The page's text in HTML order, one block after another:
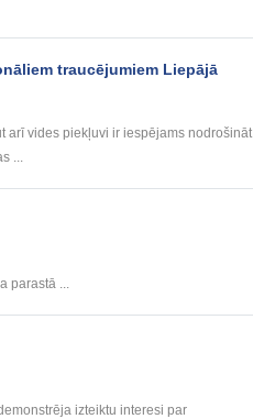
traucējumiem Liepājā
arī vides piekļuvi ir iespējams nodrošināt
...
parastā ...
izteiktu interesi par